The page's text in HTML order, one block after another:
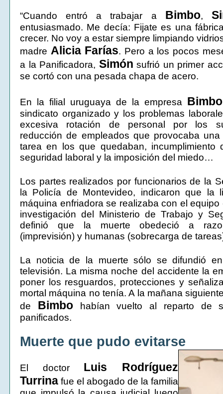
“Cuando entró a trabajar a Bimbo,
entusiasmado. Me decía: Fijate es una
crecer. No voy a estar siempre limpiando
madre Alicia Farías. Pero a los pocos
a la Panificadora, Simón sufrió un primer
se cortó con una pesada chapa de acero.
En la filial uruguaya de la empresa Bimbo
sindicato organizado y los problemas
excesiva rotación de personal por los
reducción de empleados que provocaba
tarea en los que quedaban, incumplimiento
seguridad laboral y la imposición del miedo…
Los partes realizados por funcionarios de la
la Policía de Montevideo, indicaron que la
máquina enfriadora se realizaba con el
investigación del Ministerio de Trabajo y
definió que la muerte obedeció a
(imprevisión) y humanas (sobrecarga de
La noticia de la muerte sólo se difundió
televisión. La misma noche del accidente la
poner los resguardos, protecciones y
mortal máquina no tenía. A la mañana
de Bimbohabían vuelto al reparto de
panificados.
Muerte que pudo evitarse
El doctor Luis Rodríguez
Turrina fue el abogado de la familia